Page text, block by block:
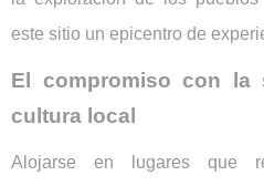
este sitio un epicentro de
El compromiso con la
cultura local
Alojarse en lugares que